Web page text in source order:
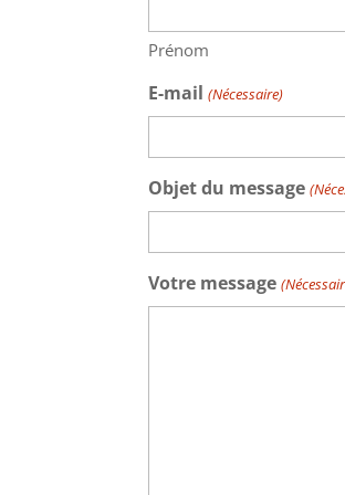
Prénom
E-mail (Nécessaire)
Objet du message
Votre message